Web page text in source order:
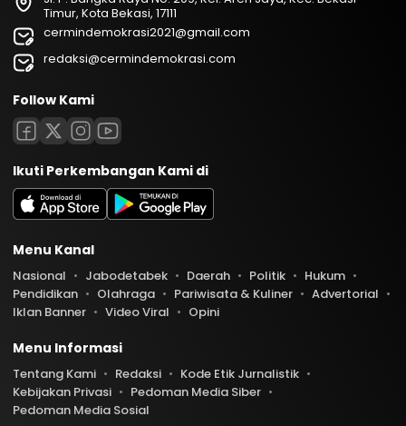
Timur, Kota Bekasi, 17111
cermindemokrasi2021@gmail.com
redaksi@cermindemokrasi.com
Follow Kami
Ikuti Perkembangan Kami di
Menu Kanal
Nasional Jabodetabek Daerah Politik
Hukum
Pendidikan
Olahraga Pariwisata & Kuliner
Advertorial
Iklan Banner
Video Viral Opini
Menu Informasi
Tentang Kami Redaksi
Kode Etik Jurnalistik
Kebijakan Privasi
Pedoman Media Siber
Pedoman Media Sosial